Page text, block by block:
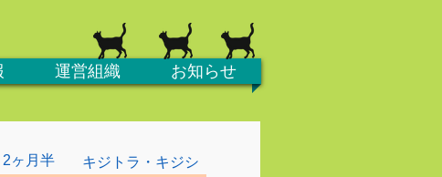
運営組織 お知らせ
2ヶ月半
キジトラ・キジシ